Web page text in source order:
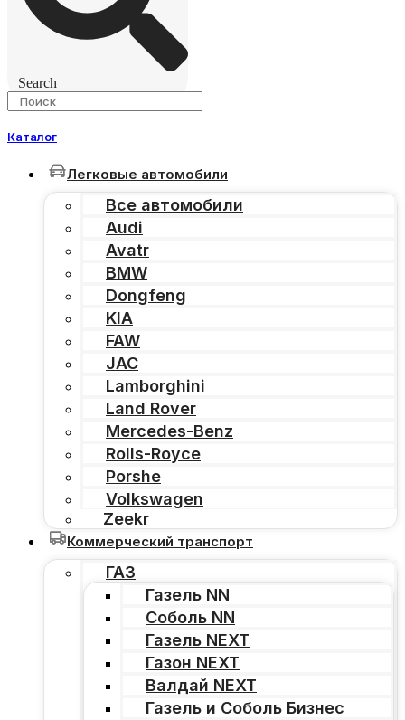
Search
Каталог
Легковые автомобили
Все автомобили
Audi
Avatr
BMW
Dongfeng
KIA
FAW
JAC
Lamborghini
Land Rover
Mercedes-Benz
Rolls-Royce
Porshe
Volkswagen
Zeekr
Коммерческий транспорт
ГАЗ
Газель NN
Соболь NN
Газель NEXT
Газон NEXT
Валдай NEXT
Газель и Соболь Бизнес